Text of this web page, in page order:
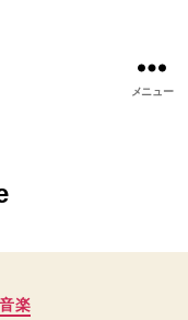
メニュー
音楽